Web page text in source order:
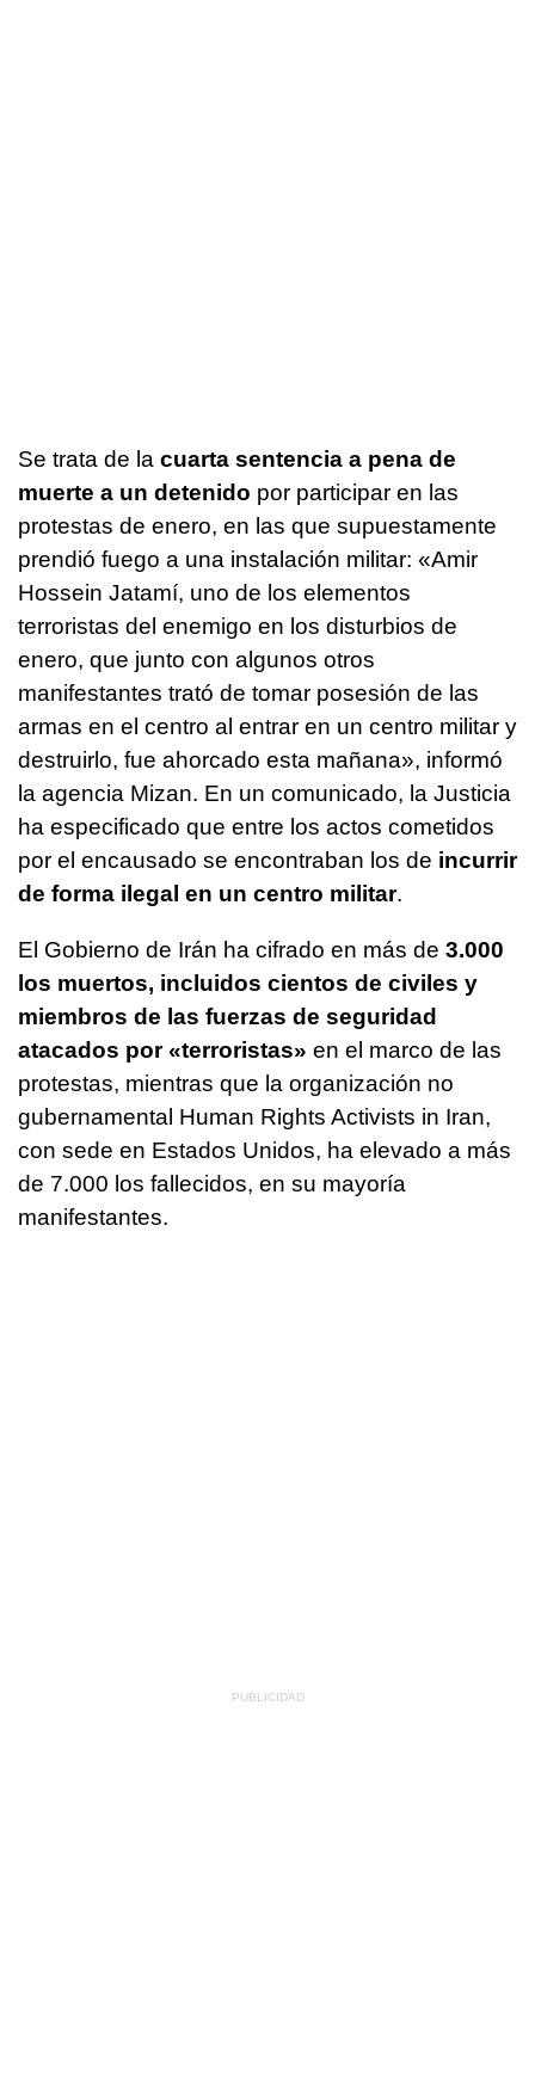
Se trata de la cuarta sentencia a pena de
muerte a un detenido por participar en las
protestas de enero, en las que supuestamente
prendió fuego a una instalación militar: «Amir
Hossein Jatamí, uno de los elementos
terroristas del enemigo en los disturbios de
enero, que junto con algunos otros
manifestantes trató de tomar posesión de las
armas en el centro al entrar en un centro militar y
destruirlo, fue ahorcado esta mañana», informó
la agencia Mizan. En un comunicado, la Justicia
ha especificado que entre los actos cometidos
por el encausado se encontraban los de incurrir
de forma ilegal en un centro militar.
El Gobierno de Irán ha cifrado en más de 3.000
los muertos, incluidos cientos de civiles y
miembros de las fuerzas de seguridad
atacados por «terroristas» en el marco de las
protestas, mientras que la organización no
gubernamental Human Rights Activists in Iran,
con sede en Estados Unidos, ha elevado a más
de 7.000 los fallecidos, en su mayoría
manifestantes.